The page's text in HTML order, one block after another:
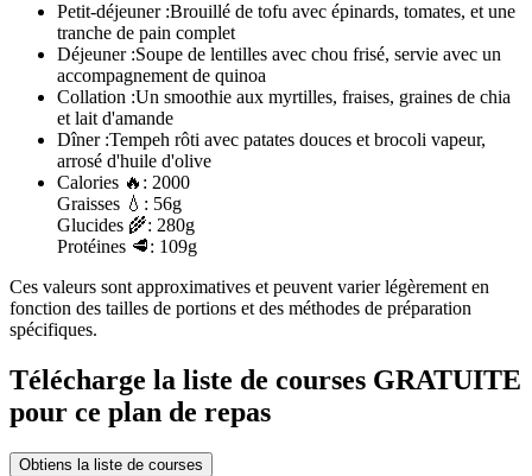
Petit-déjeuner :Brouillé de tofu avec épinards, tomates, et une
tranche de pain complet
Déjeuner :Soupe de lentilles avec chou frisé, servie avec un
accompagnement de quinoa
Collation :Un smoothie aux myrtilles, fraises, graines de chia
et lait d'amande
Dîner :Tempeh rôti avec patates douces et brocoli vapeur,
arrosé d'huile d'olive
Calories 🔥: 2000
Graisses 💧: 56g
Glucides 🌾: 280g
Protéines 🥩: 109g
Ces valeurs sont approximatives et peuvent varier légèrement en
fonction des tailles de portions et des méthodes de préparation
spécifiques.
Télécharge la liste de courses GRATUITE
pour ce plan de repas
Obtiens la liste de courses